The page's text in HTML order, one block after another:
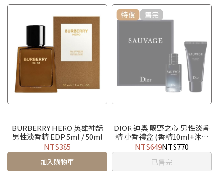
BURBERRY HERO 英雄神話
男性淡香精 EDP 5ml / 50ml
NT$385
加入購物車
DIOR 迪奧 曠野之心 男性淡香
精 小香禮盒 (香精10ml+沐浴
膠20ml) EDP
NT$649NT$770
已售完